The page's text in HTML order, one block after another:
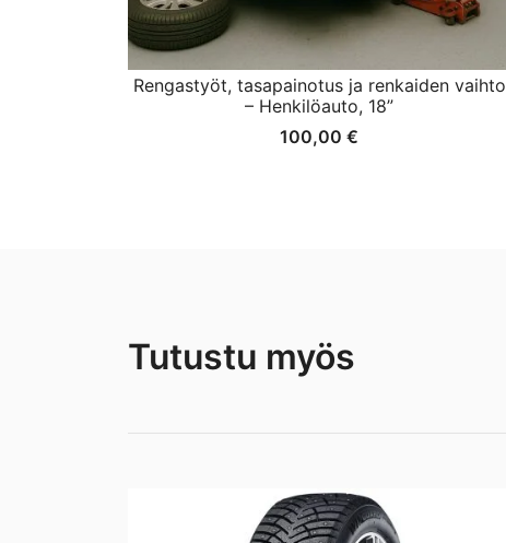
Rengastyöt, tasapainotus ja renkaiden vaihto
– Henkilöauto, 18”
100,00 €
Tutustu myös